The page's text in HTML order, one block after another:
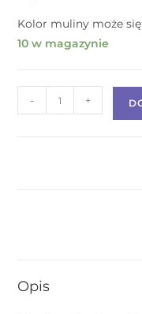
Kolor muliny może
10 w magazynie
- +
Opis